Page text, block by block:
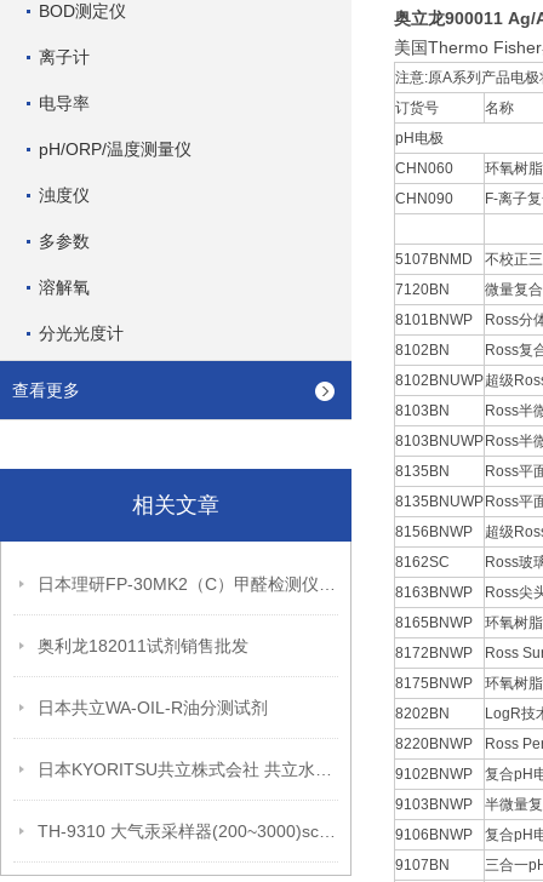
BOD测定仪
离子计
电导率
pH/ORP/温度测量仪
浊度仪
多参数
溶解氧
分光光度计
查看更多
相关文章
奥利龙182011试剂销售批发
日本共立WA-OIL-R油分测试剂
奥立龙900011 Ag/
美国Thermo
注意:原A系列产品电
订货号
名称
pH电极
CHN060
环氧树
CHN090
F-离子
5107BNMD
不校正
7120BN
微量复
8101BNWP
Ross分
8102BN
Ross复
8102BNUWP超级
8103BN
Ross半
8103BNUWP Ross半
8135BN
Ross平
8135BNUWP Ross平
8156BNWP
超级
8162SC
Ross玻
8163BNWP
Ross尖
8165BNWP
环氧树
8172BNWP
Ross
8175BNWP
环氧树
8202BN
LogR技
8220BNWP
Ross
9102BNWP
复合pH
9103BNWP
半微量
9106BNWP
复合pH
9107BN
三合一